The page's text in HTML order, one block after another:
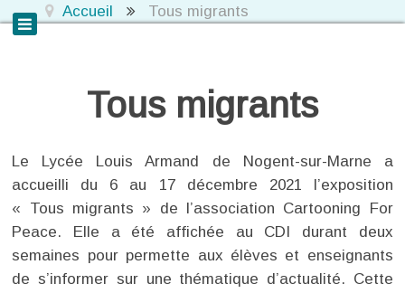
Accueil Tous migrants
Tous migrants
Le Lycée Louis Armand de Nogent-sur-Marne a
accueilli du 6 au 17 décembre 2021 l’exposition
« Tous migrants » de l’association Cartooning For
Peace. Elle a été affichée au CDI durant deux
semaines pour permette aux élèves et enseignants
de s’informer sur une thématique d’actualité. Cette